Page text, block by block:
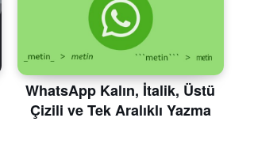
WhatsApp Kalın, İtalik, Üstü
Çizili ve Tek Aralıklı Yazma